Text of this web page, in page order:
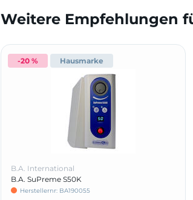
Weitere Empfehlungen
-20 % Hausmarke
B.A. International
B.A. SuPreme S50K
Herstellernr: BA190055